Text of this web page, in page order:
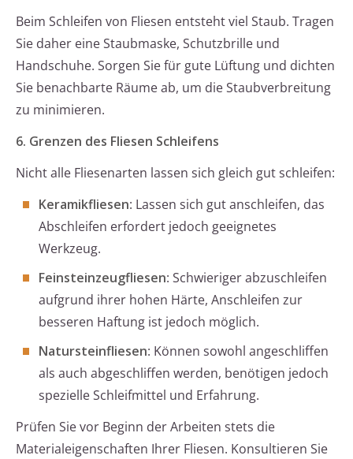
Beim Schleifen von Fliesen entsteht viel Staub. Tragen
Sie daher eine Staubmaske, Schutzbrille und
Handschuhe. Sorgen Sie für gute Lüftung und dichten
Sie benachbarte Räume ab, um die Staubverbreitung
zu minimieren.
6. Grenzen des Fliesen Schleifens
Nicht alle Fliesenarten lassen sich gleich gut schleifen:
Keramikfliesen: Lassen sich gut anschleifen, das
Abschleifen erfordert jedoch geeignetes
Werkzeug.
Feinsteinzeugfliesen: Schwieriger abzuschleifen
aufgrund ihrer hohen Härte, Anschleifen zur
besseren Haftung ist jedoch möglich.
Natursteinfliesen: Können sowohl angeschliffen
als auch abgeschliffen werden, benötigen jedoch
spezielle Schleifmittel und Erfahrung.
Prüfen Sie vor Beginn der Arbeiten stets die
Materialeigenschaften Ihrer Fliesen. Konsultieren Sie